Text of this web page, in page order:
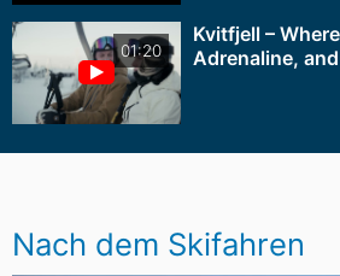
01:20
Kvitfjell –
Adrenaline,
Nach dem Skifahren